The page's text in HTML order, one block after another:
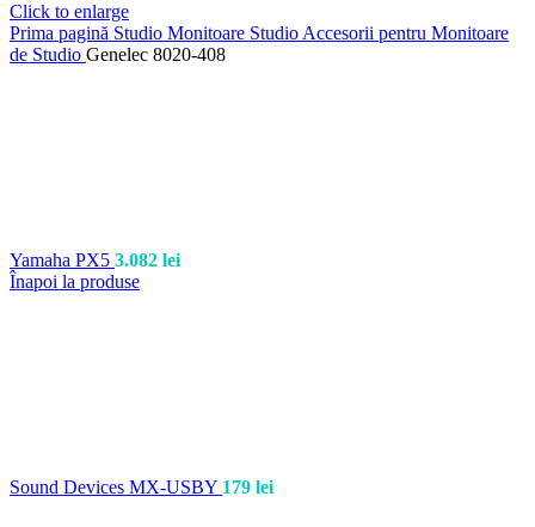
Click to enlarge
Prima pagină Studio Monitoare Studio Accesorii pentru Monitoare
de Studio Genelec 8020-408
Yamaha PX5 3.082 lei
Înapoi la produse
Sound Devices MX-USBY 179 lei